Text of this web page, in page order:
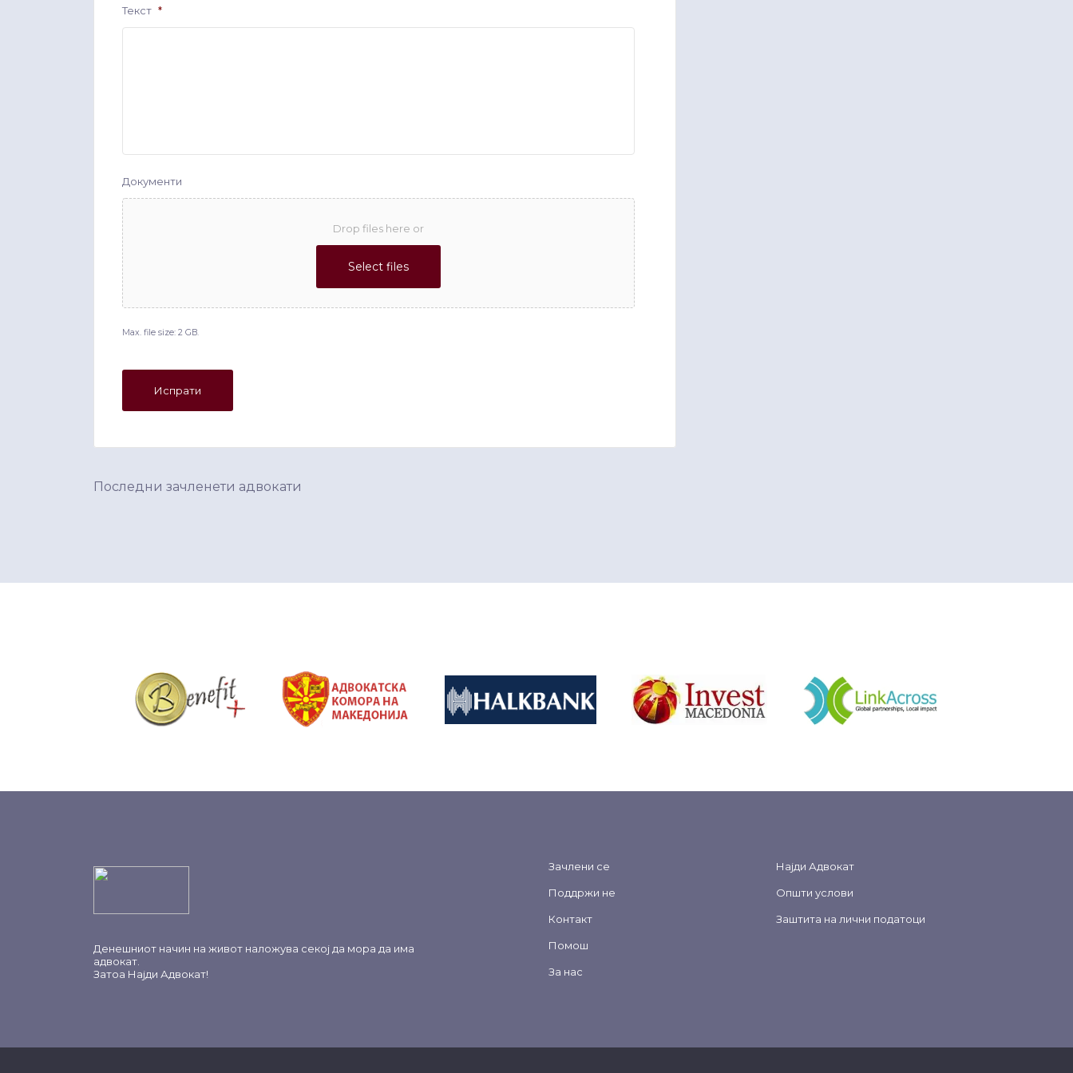
Текст *
Документи
Drop files here or
Select files
Max. file size: 2 GB.
Последни зачленети адвокати
Денешниот начин на живот наложува секој да мора да има
адвокат.
Затоа Најди Адвокат!
Зачлени се
Поддржи не
Контакт
Помош
За нас
Најди Адвокат
Општи услови
Заштита на лични податоци